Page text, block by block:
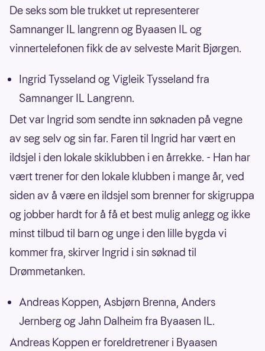
De seks som ble trukket ut representerer
Samnanger IL langrenn og Byaasen IL og
vinnertelefonen fikk de av selveste Marit Bjørgen.
Ingrid Tysseland og Vigleik Tysseland fra
Samnanger IL Langrenn.
Det var Ingrid som sendte inn søknaden på vegne
av seg selv og sin far. Faren til Ingrid har vært en
ildsjel i den lokale skiklubben i en årrekke. - Han har
vært trener for den lokale klubben i mange år, ved
siden av å være en ildsjel som brenner for skigruppa
og jobber hardt for å få et best mulig anlegg og ikke
minst tilbud til barn og unge i den lille bygda vi
kommer fra, skirver Ingrid i sin søknad til
Drømmetanken.
Andreas Koppen, Asbjørn Brenna, Anders
Jernberg og Jahn Dalheim fra Byaasen IL.
Andreas Koppen er foreldretrener i Byaasen